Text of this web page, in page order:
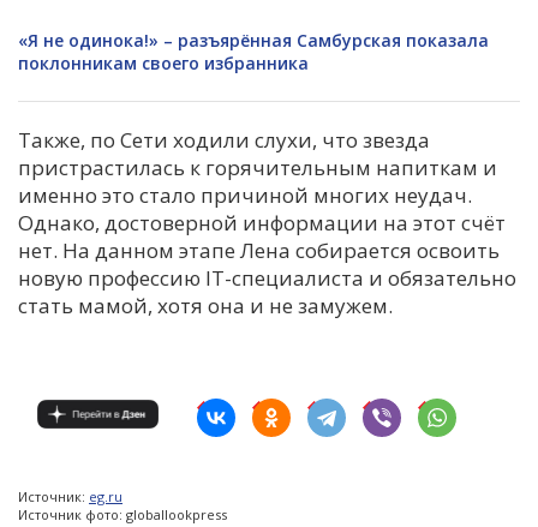
«Я не одинока!» – разъярённая Самбурская показала
поклонникам своего избранника
Также, по Сети ходили слухи, что звезда
пристрастилась к горячительным напиткам и
именно это стало причиной многих неудач.
Однако, достоверной информации на этот счёт
нет. На данном этапе Лена собирается освоить
новую профессию IT-специалиста и обязательно
стать мамой, хотя она и не замужем.
Источник: eg.ru
Источник фото: globallookpress